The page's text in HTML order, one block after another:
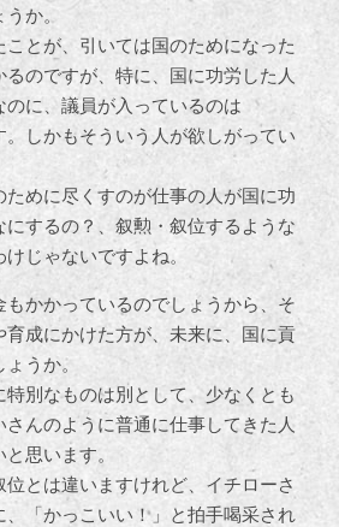
か。
ことが、引いては国のためになった
るのですが、特に、国に功労した人
のに、議員が入っているのは
しかもそういう人が欲しがってい
めに尽くすのが仕事の人が国に功
するの？、叙勲・叙位するような
じゃないですよね。
かかっているのでしょうから、そ
育成にかけた方が、未来に、国に貢
うか。
別なものは別として、少なくとも
んのように普通に仕事してきた人
思います。
位とは違いますけれど、イチローさ
、「かっこいい！」と拍手喝采され